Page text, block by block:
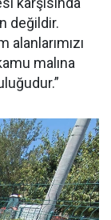
değildir.
alanlarımızı
malına